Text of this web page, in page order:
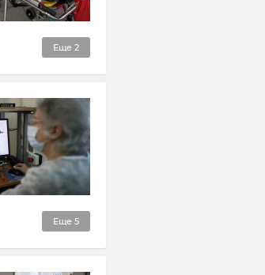
Еще 2
Еще 5